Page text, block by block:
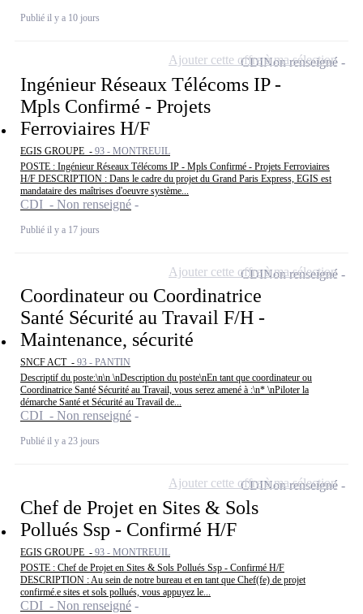
Publié il y a 10 jours
Ingénieur Réseaux Télécoms IP -
Mpls Confirmé - Projets
Ferroviaires H/F
EGIS GROUPE - 93 - MONTREUIL
POSTE : Ingénieur Réseaux Télécoms IP - Mpls Confirmé - Projets Ferroviaires
H/F DESCRIPTION : Dans le cadre du projet du Grand Paris Express, EGIS est
mandataire des maîtrises d'oeuvre système...
CDI - Non renseigné
Publié il y a 17 jours
CDINon renseigné
Ajouter cette offre à ma sélection
Coordinateur ou Coordinatrice
Santé Sécurité au Travail F/H -
Maintenance, sécurité
SNCF ACT - 93 - PANTIN
Descriptif du poste:\n\n \nDescription du poste\nEn tant que coordinateur ou
Coordinatrice Santé Sécurité au Travail, vous serez amené à :\n* \nPiloter la
démarche Santé et Sécurité au Travail de...
CDI - Non renseigné
Publié il y a 23 jours
CDINon renseigné
Ajouter cette offre à ma sélection
Chef de Projet en Sites & Sols
Pollués Ssp - Confirmé H/F
EGIS GROUPE - 93 - MONTREUIL
POSTE : Chef de Projet en Sites & Sols Pollués Ssp - Confirmé H/F
DESCRIPTION : Au sein de notre bureau et en tant que Chef(fe) de projet
confirmé.e sites et sols pollués, vous appuyez le...
CDI - Non renseigné
CDINon renseigné
Ajouter cette offre à ma sélection